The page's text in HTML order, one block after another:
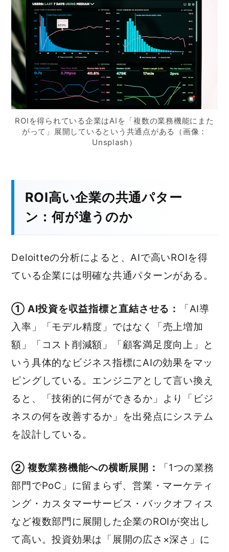
ROIを得られている企業はAIを「複数の業務機能にまた
がって」展開しているという共通点がある（画像：
Unsplash）
ROI高い企業の共通パター
ン：何が違うのか
Deloitteの分析によると、AIで高いROIを得
ている企業には明確な共通パターンがある。
① AI投資を収益指標と直結させる：
「AI導
入率」「モデル精度」ではなく「売上増加
額」「コスト削減額」「顧客満足度向上」と
いう具体的なビジネス指標にAIの効果をマッ
ピングしている。エンジニアとして言い換え
ると、「技術的に何ができるか」より「ビジ
ネスの何を改善するか」を出発点にシステム
を設計している。
② 複数業務機能への横断展開：
「1つの業務
部門でPoC」に留まらず、営業・マーケティ
ング・カスタマーサービス・バックオフィス
など複数部門に展開した企業のROIが突出し
て高い。投資効果は「展開の広さ×深さ」に